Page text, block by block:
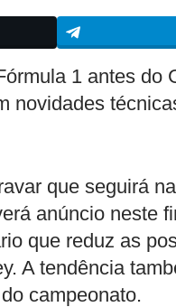
1 antes do
novidades
que seguirá
anúncio neste
que reduz as
A tendência
campeonato.